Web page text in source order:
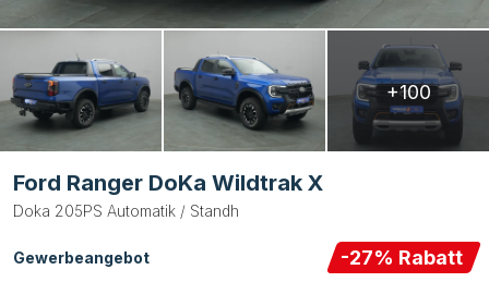
+100
Ford Ranger DoKa Wildtrak X
Doka 205PS Automatik / Standh
Gewerbeangebot -27% Rabatt